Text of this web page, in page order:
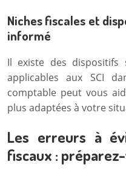
Niches fiscales et
informé
Il existe des dispositifs
applicables aux SCI
comptable peut vous
plus adaptées à votre
Les erreurs à
fiscaux :